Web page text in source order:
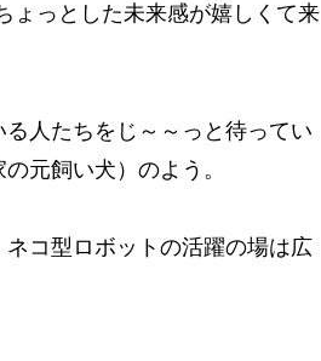
ょっとした未来感が嬉しくて来
人たちをじ～～っと待ってい
元飼い犬）のよう。
コ型ロボットの活躍の場は広